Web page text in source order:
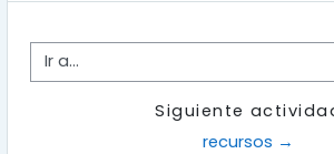
Ir a...
Siguiente
recursos →